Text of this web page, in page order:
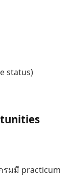
status)
รมมี practicum